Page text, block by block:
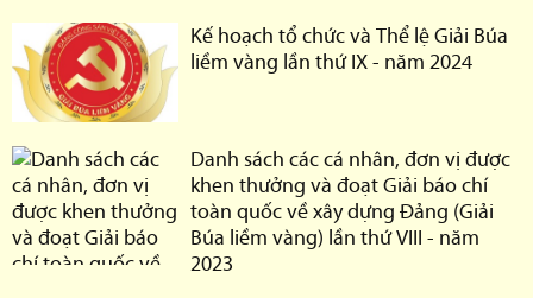
Kế hoạch tổ chức và Thể lệ Giải Búa
liềm vàng lần thứ IX - năm 2024
Danh sách các cá nhân, đơn vị được
khen thưởng và đoạt Giải báo chí
toàn quốc về xây dựng Đảng (Giải
Búa liềm vàng) lần thứ VIII - năm
2023